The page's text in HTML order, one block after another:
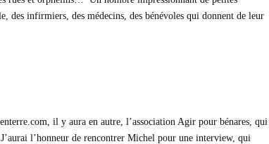
des infirmiers, des médecins, des bénévoles qui donnent de leur
il y aura en autre, l’association Agir pour bénares, qui
l’honneur de rencontrer Michel pour une interview, qui